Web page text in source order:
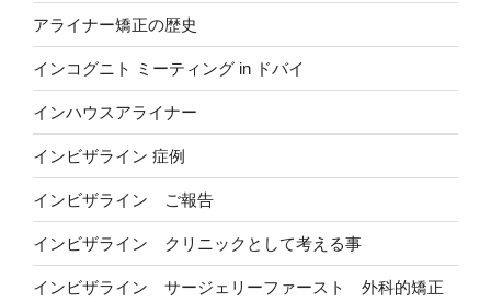
アライナー矯正の歴史
インコグニト ミーティング in ドバイ
インハウスアライナー
インビザライン 症例
インビザライン ご報告
インビザライン クリニックとして考える事
インビザライン サージェリーファースト 外科的矯正